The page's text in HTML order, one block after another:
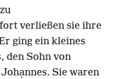
verließen sie ihre
ging ein kleines
den Sohn von
Sie waren